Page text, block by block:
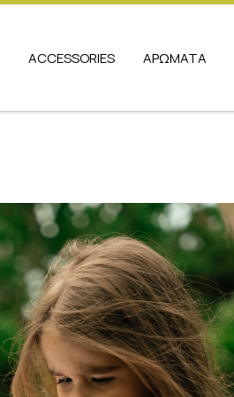
ACCESSORIES ΑΡΩΜΑΤΑ